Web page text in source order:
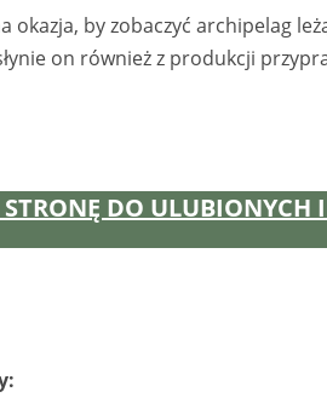
okazja, by zobaczyć archipelag
on również z produkcji
DO ULUBIONYCH